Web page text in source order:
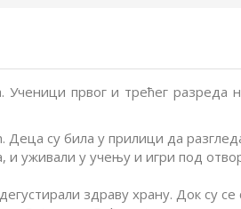
Ученици првог и трећег
су била у прилици да
и уживали у учењу и игри под
здраву храну. Док су се